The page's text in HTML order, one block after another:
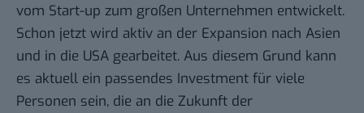
vom Start-up zum großen Unternehmen entwickelt.
Schon jetzt wird aktiv an der Expansion nach Asien
und in die USA gearbeitet. Aus diesem Grund kann
es aktuell ein passendes Investment für viele
Personen sein, die an die Zukunft der